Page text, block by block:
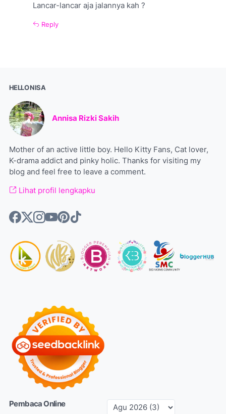
Lancar-lancar aja jalannya kah ?
Reply
HELLO NISA
Annisa Rizki Sakih
Mother of an active little boy. Hello Kitty Fans, Cat lover,
K-drama addict and pinky holic. Thanks for visiting my
blog and feel free to leave a comment.
Lihat profil lengkapku
Pembaca Online